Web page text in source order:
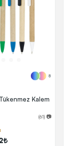
8
Kalem
(61) 📷